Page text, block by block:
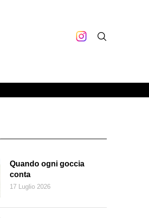
Quando ogni goccia
conta
17 Luglio 2026